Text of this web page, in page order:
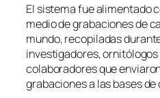
El sistema fue alimentado
medio de grabaciones de
mundo, recopiladas
investigadores,
colaboradores que
grabaciones a las bases